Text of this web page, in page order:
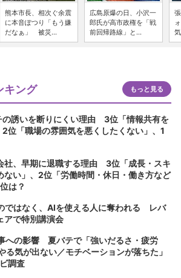
熊本市長、相次ぐ余震
に本音ぽつり「もう嫌
だなぁ」 被災...
広島原爆の日、小沢一
郎氏が高市政権を「戦
前回帰路線」と...
キング もっと見る
の誘いを断りにくい理由 3位「情報共有を
位「職場の雰囲気を悪くしたくない」、1
社、早期に退職する理由 3位「成長・スキ
ない」、2位「労働時間・休日・働き方など
は？
ではなく、AIを使える人に奪われる レバ
アで特別講演会
への影響 夏バテで「強いだるさ・疲労
る気が出ない／モチベーションが落ちた」
調査